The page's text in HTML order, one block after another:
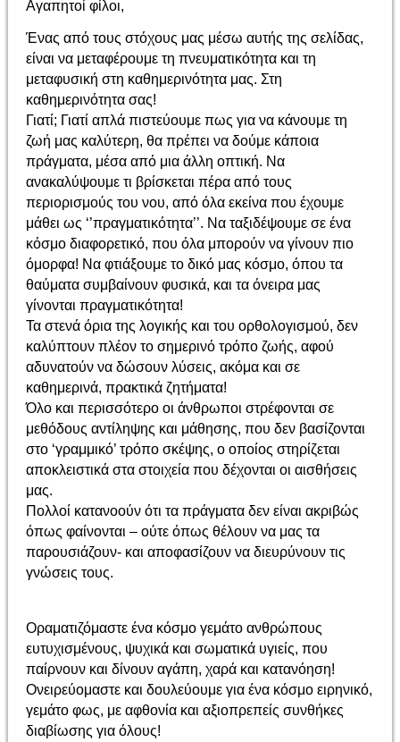
Αγαπητοί φίλοι,
Ένας από τους στόχους μας μέσω αυτής της σελίδας,
είναι να μεταφέρουμε τη πνευματικότητα και τη
μεταφυσική στη καθημερινότητα μας. Στη
καθημερινότητα σας!
Γιατί; Γιατί απλά πιστεύουμε πως για να κάνουμε τη
ζωή μας καλύτερη, θα πρέπει να δούμε κάποια
πράγματα, μέσα από μια άλλη οπτική. Να
ανακαλύψουμε τι βρίσκεται πέρα από τους
περιορισμούς του νου, από όλα εκείνα που έχουμε
μάθει ως ‘’πραγματικότητα’’. Να ταξιδέψουμε σε ένα
κόσμο διαφορετικό, που όλα μπορούν να γίνουν πιο
όμορφα! Να φτιάξουμε το δικό μας κόσμο, όπου τα
θαύματα συμβαίνουν φυσικά, και τα όνειρα μας
γίνονται πραγματικότητα!
Τα στενά όρια της λογικής και του ορθολογισμού, δεν
καλύπτουν πλέον το σημερινό τρόπο ζωής, αφού
αδυνατούν να δώσουν λύσεις, ακόμα και σε
καθημερινά, πρακτικά ζητήματα!
Όλο και περισσότερο οι άνθρωποι στρέφονται σε
μεθόδους αντίληψης και μάθησης, που δεν βασίζονται
στο ‘γραμμικό’ τρόπο σκέψης, ο οποίος στηρίζεται
αποκλειστικά στα στοιχεία που δέχονται οι αισθήσεις
μας.
Πολλοί κατανοούν ότι τα πράγματα δεν είναι ακριβώς
όπως φαίνονται – ούτε όπως θέλουν να μας τα
παρουσιάζουν- και αποφασίζουν να διευρύνουν τις
γνώσεις τους.
Οραματιζόμαστε ένα κόσμο γεμάτο ανθρώπους
ευτυχισμένους, ψυχικά και σωματικά υγιείς, που
παίρνουν και δίνουν αγάπη, χαρά και κατανόηση!
Oνειρεύομαστε και δουλεύουμε για ένα κόσμο ειρηνικό,
γεμάτο φως, με αφθονία και αξιοπρεπείς συνθήκες
διαβίωσης για όλους!